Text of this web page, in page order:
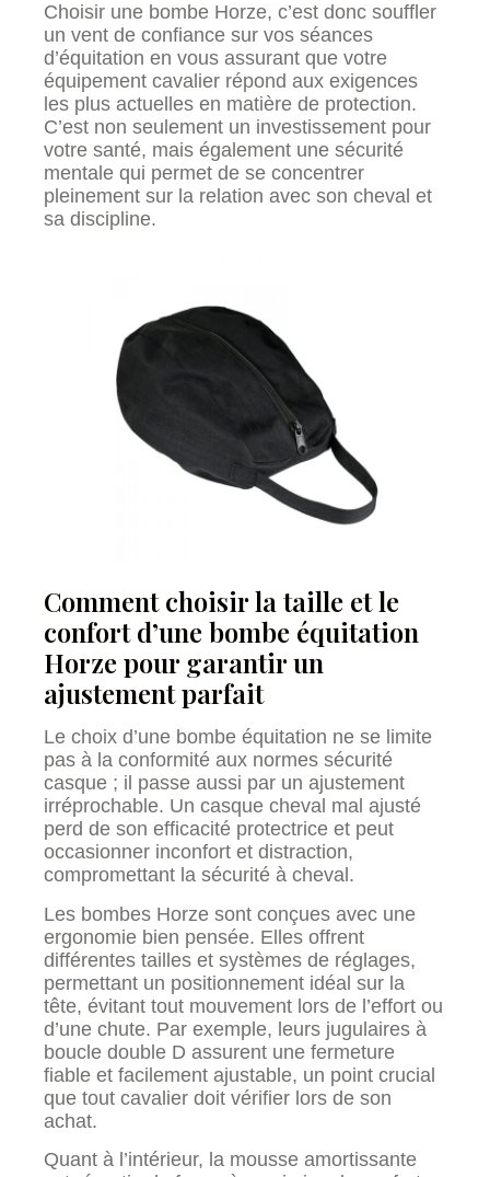
Choisir une bombe Horze, c’est donc souffler
un vent de confiance sur vos séances
d’équitation en vous assurant que votre
équipement cavalier répond aux exigences
les plus actuelles en matière de protection.
C’est non seulement un investissement pour
votre santé, mais également une sécurité
mentale qui permet de se concentrer
pleinement sur la relation avec son cheval et
sa discipline.
Comment choisir la taille et le
confort d’une bombe équitation
Horze pour garantir un
ajustement parfait
Le choix d’une bombe équitation ne se limite
pas à la conformité aux normes sécurité
casque ; il passe aussi par un ajustement
irréprochable. Un casque cheval mal ajusté
perd de son efficacité protectrice et peut
occasionner inconfort et distraction,
compromettant la sécurité à cheval.
Les bombes Horze sont conçues avec une
ergonomie bien pensée. Elles offrent
différentes tailles et systèmes de réglages,
permettant un positionnement idéal sur la
tête, évitant tout mouvement lors de l’effort ou
d’une chute. Par exemple, leurs jugulaires à
boucle double D assurent une fermeture
fiable et facilement ajustable, un point crucial
que tout cavalier doit vérifier lors de son
achat.
Quant à l’intérieur, la mousse amortissante